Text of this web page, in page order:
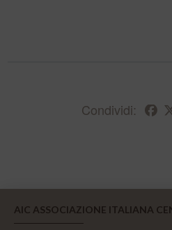
Condividi:
AIC ASSOCIAZIONE ITALIANA